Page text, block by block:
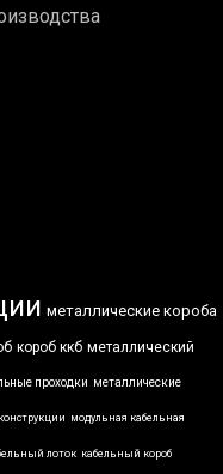
металлические короба
короб ккб металлический
проходки металлические
модульная кабельная
лоток кабельный короб